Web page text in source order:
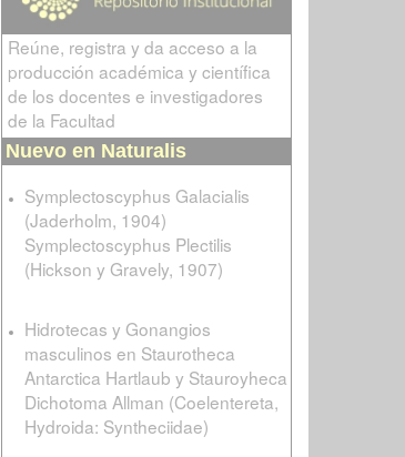
Reúne, registra y da acceso a la
producción académica y científica
de los docentes e investigadores
de la Facultad
Nuevo en Naturalis
Symplectoscyphus Galacialis
(Jaderholm, 1904)
Symplectoscyphus Plectilis
(Hickson y Gravely, 1907)
Hidrotecas y Gonangios
masculinos en Staurotheca
Antarctica Hartlaub y Stauroyheca
Dichotoma Allman (Coelentereta,
Hydroida: Syntheciidae)